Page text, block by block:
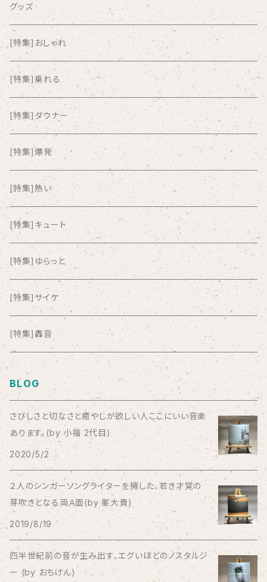
airlie
AKUTAGAWA FANCLUB
ALKASILKA
all about paradise
ALL ITEM 10 TIMES
Amia Calva
Amsterdamned
ANYO
And Summer Club
anticlockwise
Aysula
Bad Operation
Bagus!
BBBBBBB
The BEG
The Beths
グッズ
[特集]おしゃれ
[特集]乗れる
[特集]ダウナー
[特集]爆発
[特集]熱い
[特集]キュート
[特集]ゆらっと
[特集]サイケ
[特集]轟音
BLOG
さびしさと切なさと癒やしが欲しい人ここにいい音楽
あります。(by 小福 2代目)
2020/5/2
２人のシンガーソングライターを擁した、若き才覚の
芽吹きとなる両Ａ面(by 峯大貴)
2019/8/19
四半世紀前の音が生み出す、エグいほどのノスタルジ
ー (by おちけん)